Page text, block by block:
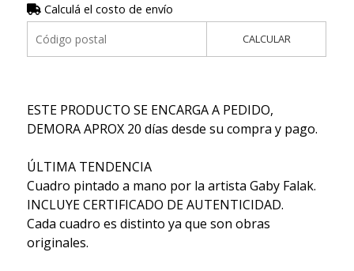
Calculá el costo de envío
CALCULAR
ESTE PRODUCTO SE ENCARGA A PEDIDO,
DEMORA APROX 20 días desde su compra y pago.
ÚLTIMA TENDENCIA
Cuadro pintado a mano por la artista Gaby Falak.
INCLUYE CERTIFICADO DE AUTENTICIDAD.
Cada cuadro es distinto ya que son obras
originales.